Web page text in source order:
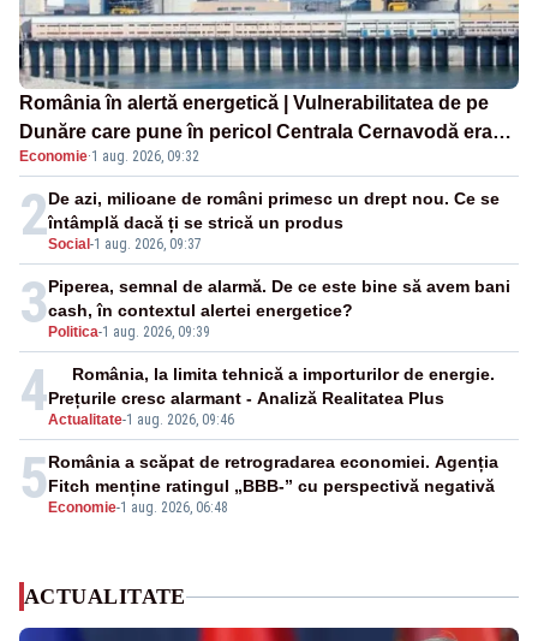
România în alertă energetică | Vulnerabilitatea de pe
Dunăre care pune în pericol Centrala Cernavodă era
cunoscută de pe vremea lui Ceaușescu
Economie·1 aug. 2026, 09:32
2Social -1 aug. 2026, 09:37
De azi, milioane de români primesc un drept nou. Ce se
întâmplă dacă ți se strică un produs
3 Politica-1 aug. 2026, 09:39
Piperea, semnal de alarmă. De ce este bine să avem bani
cash, în contextul alertei energetice?
4Actualitate-1 aug. 2026, 09:46
România, la limita tehnică a importurilor de energie.
Prețurile cresc alarmant - Analiză Realitatea Plus
5 Economie-1 aug. 2026, 06:48
România a scăpat de retrogradarea economiei. Agenția
Fitch menține ratingul „BBB-” cu perspectivă negativă
ACTUALITATE